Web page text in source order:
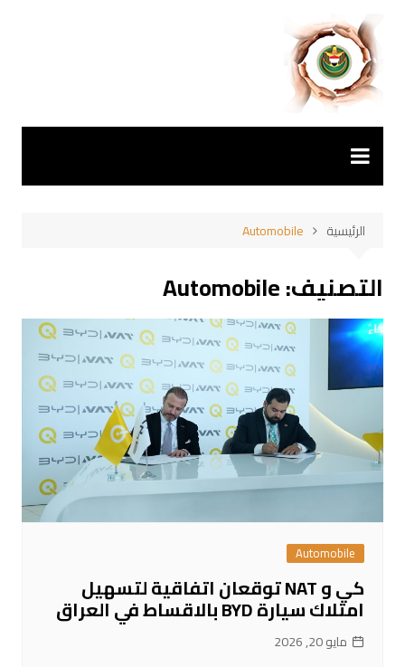
المحتوى
الرئيسية Automobile
التصنيف:Automobile
Automobile
كي و NAT توقعان اتفاقية لتسهيل
امتلاك سيارة BYD بالاقساط في العراق
مايو 20, 2026